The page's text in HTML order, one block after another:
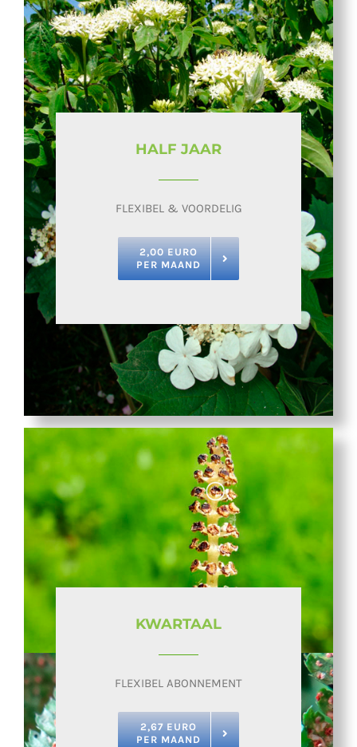
HALF JAAR
FLEXIBEL & VOORDELIG
2,00 EURO
PER MAAND
KWARTAAL
FLEXIBEL ABONNEMENT
2,67 EURO
PER MAAND